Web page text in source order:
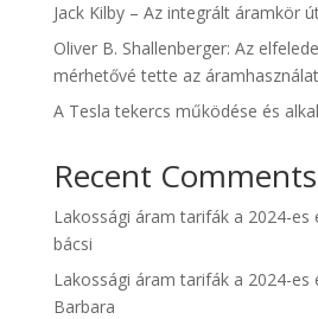
Jack Kilby – Az integrált áramkör
Oliver B. Shallenberger: Az
mérhetővé tette az
A Tesla tekercs működése és
Recent Comments
Lakossági áram tarifák a 2024-es
bácsi
Lakossági áram tarifák a 2024-es
Barbara